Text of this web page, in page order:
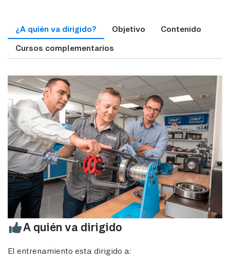
¿A quién va dirigido? Objetivo
Contenido
Cursos complementarios
A quién va dirigido
El entrenamiento esta dirigido a: